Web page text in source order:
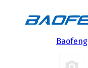
Baofeng